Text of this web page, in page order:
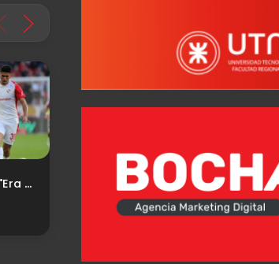
Rodrigo Rey: "Sentí que el penal podía ir ahí" Mercado de Pases: La realidad detrás de la búsqueda del central
AGO 03, 2026